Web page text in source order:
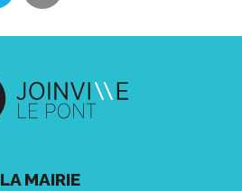
LA MAIRIE